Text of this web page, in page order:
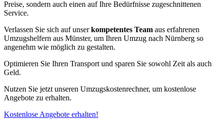
Preise, sondern auch einen auf Ihre Bedürfnisse zugeschnittenen
Service.
Verlassen Sie sich auf unserkompetentes Team aus erfahrenen
Umzugshelfern aus Münster, um Ihren Umzug nach Nürnberg so
angenehm wie möglich zu gestalten.
Optimieren Sie Ihren Transport und sparen Sie sowohl Zeit als auch
Geld.
Nutzen Sie jetzt unseren Umzugskostenrechner, um kostenlose
Angebote zu erhalten.
Kostenlose Angebote erhalten!